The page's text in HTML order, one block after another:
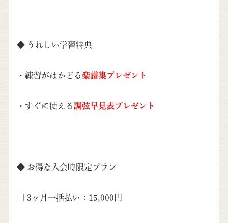
◆ うれしい学習特典
・練習がはかどる楽譜集プレゼント
・すぐに使える調弦早見表プレゼント
◆ お得な入会時限定プラン
□ 3ヶ月一括払い：15,000円